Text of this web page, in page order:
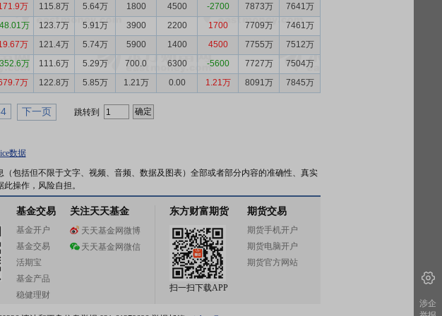
万 115.8万 5.64万 1800 4500 -2700 7873万
7641万
万 123.7万 5.91万 3900 2200 1700 7709万
7461万
万 121.4万 5.74万 5900 1400 4500 7755万
7512万
万 111.6万 5.29万 700.0 6300 -5600 7727万
7504万
万 122.8万 5.85万 1.21万 0.00 1.21万 8091万 7845万
下一页 跳转到
数据
包括但不限于文字、视频、音频、数据及图表）全部或者部分内容的准确性、真实
操作，风险自担。
基金交易
基金开户
基金交易
活期宝
基金产品
稳健理财
关注天天基金
天天基金网微博
天天基金网微信
东方财富期货
扫一扫下载APP
期货交易
期货手机开户
期货电脑开户
期货官方网站
涉企